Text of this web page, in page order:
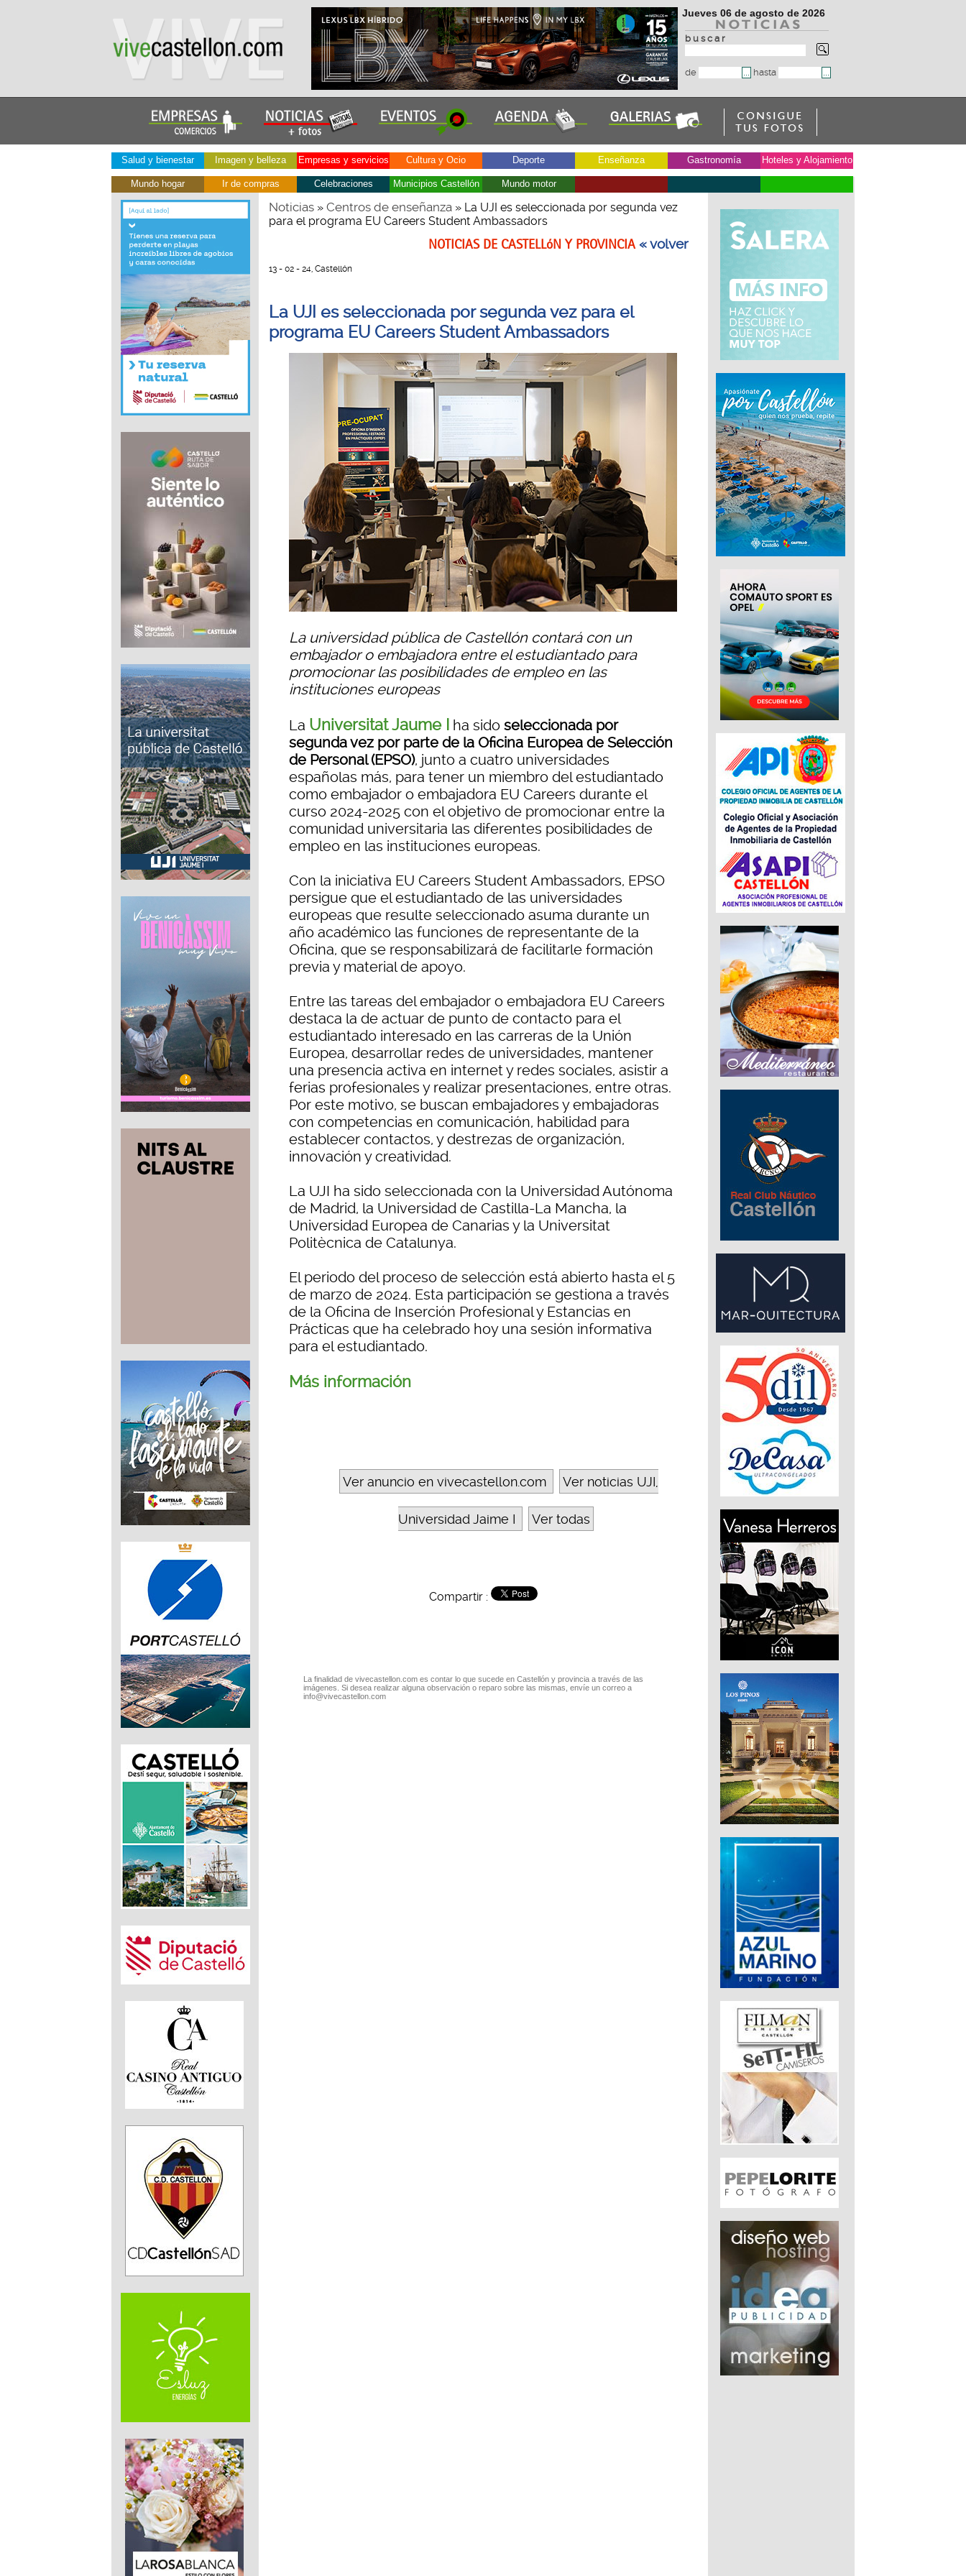
Jueves 06 de agosto de 2026
b u s c a r
de hasta
Salud y bienestar Imagen y belleza Empresas y servicios Cultura y Ocio Deporte Enseñanza Gastronomía Hoteles y Alojamiento
Mundo hogar Ir de compras Celebraciones Municipios Castellón Mundo motor
Noticias» Centros de enseñanza» La UJI es seleccionada por segunda vez
para el programa EU Careers Student Ambassadors
NOTICIAS DE CASTELLóN Y PROVINCIA« volver
13 - 02 - 24, Castellón
La UJI es seleccionada por segunda vez para el
programa EU Careers Student Ambassadors
La universidad pública de Castellón contará con un
embajador o embajadora entre el estudiantado para
promocionar las posibilidades de empleo en las
instituciones europeas
La Universitat Jaume I ha sido seleccionada por
segunda vez por parte de la Oficina Europea de Selección
de Personal (EPSO), junto a cuatro universidades
españolas más, para tener un miembro del estudiantado
como embajador o embajadora EU Careers durante el
curso 2024-2025 con el objetivo de promocionar entre la
comunidad universitaria las diferentes posibilidades de
empleo en las instituciones europeas.
Con la iniciativa EU Careers Student Ambassadors, EPSO
persigue que el estudiantado de las universidades
europeas que resulte seleccionado asuma durante un
año académico las funciones de representante de la
Oficina, que se responsabilizará de facilitarle formación
previa y material de apoyo.
Entre las tareas del embajador o embajadora EU Careers
destaca la de actuar de punto de contacto para el
estudiantado interesado en las carreras de la Unión
Europea, desarrollar redes de universidades, mantener
una presencia activa en internet y redes sociales, asistir a
ferias profesionales y realizar presentaciones, entre otras.
Por este motivo, se buscan embajadores y embajadoras
con competencias en comunicación, habilidad para
establecer contactos, y destrezas de organización,
innovación y creatividad.
La UJI ha sido seleccionada con la Universidad Autónoma
de Madrid, la Universidad de Castilla-La Mancha, la
Universidad Europea de Canarias y la Universitat
Politècnica de Catalunya.
El periodo del proceso de selección está abierto hasta el 5
de marzo de 2024. Esta participación se gestiona a través
de la Oficina de Inserción Profesional y Estancias en
Prácticas que ha celebrado hoy una sesión informativa
para el estudiantado.
Más información
Ver anuncio en vivecastellon.com Ver noticias UJI,
Universidad Jaime I Ver todas
Compartir :
La finalidad de vivecastellon.com es contar lo que sucede en Castellón y provincia a través de las
imágenes. Si desea realizar alguna observación o reparo sobre las mismas, envíe un correo a
info@vivecastellon.com